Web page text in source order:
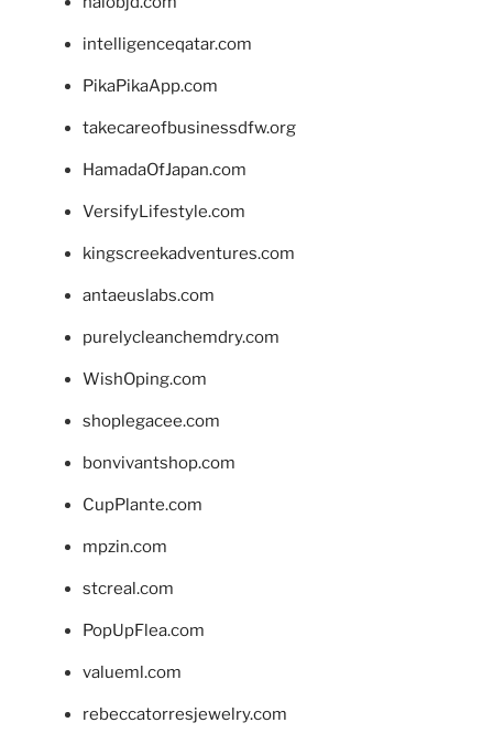
intelligenceqatar.com
PikaPikaApp.com
takecareofbusinessdfw.org
HamadaOfJapan.com
VersifyLifestyle.com
kingscreekadventures.com
antaeuslabs.com
purelycleanchemdry.com
WishOping.com
shoplegacee.com
bonvivantshop.com
CupPlante.com
mpzin.com
stcreal.com
PopUpFlea.com
valueml.com
rebeccatorresjewelry.com